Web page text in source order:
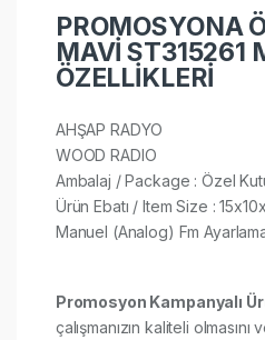
PROMOSYONA
MAVİ ST315261
ÖZELLİKLERİ
AHŞAP RADYO
WOOD RADIO
Ambalaj / Package : Özel
Ürün Ebatı / Item Size :
Manuel (Analog) Fm
Promosyon Kampanyalı
çalışmanızın kaliteli